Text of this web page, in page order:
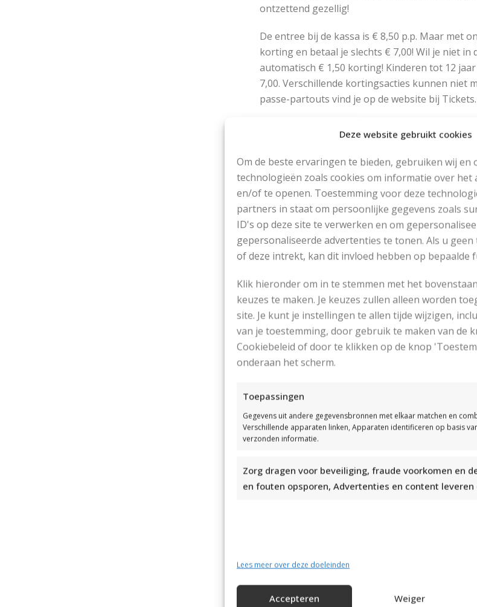
Deze website gebruikt cookies
Om de beste ervaringen te bieden, gebruiken wij en
technologieën zoals cookies om informatie over het
en/of te openen. Toestemming voor deze
partners in staat om persoonlijke gegevens zoals
ID's op deze site te verwerken en om
gepersonaliseerde advertenties te tonen. Als u
of deze intrekt, kan dit invloed hebben op bepaalde
Klik hieronder om in te stemmen met het
keuzes te maken. Je keuzes zullen alleen worden
site. Je kunt je instellingen te allen tijde wijzigen,
van je toestemming, door gebruik te maken van de
Cookiebeleid of door te klikken op de knop
onderaan het scherm.
Toepassingen
Gegevens uit andere gegevensbronnen met elkaar matchen en
Verschillende apparaten linken, Apparaten identificeren op basis
verzonden informatie.
Zorg dragen voor beveiliging, fraude voorkomen en
en fouten opsporen, Advertenties en content leveren
Lees meer over deze doeleinden
Accepteren Weiger
ontzettend gezellig!
De entree bij de kassa is € 8,50 p.p. Maar met
korting en betaal je slechts € 7,00! Wil je niet
automatisch € 1,50 korting! Kinderen tot 12
7,00. Verschillende kortingsacties kunnen niet
passe-partouts vind je op de website bij Tickets.
Symfonielaan 5
3438 EX NIEUWEGEIN
www.handwerkenquiltdagen.nl
KORTINGSBON HANDWERK EN
p.s.: je kunt bovenstaande kortingsbon
DE BEURSFABRIEK